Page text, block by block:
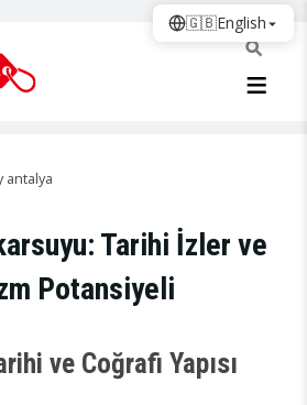
antalya
Tarihi İzler ve
Potansiyeli
ve Coğrafi Yapısı
🇬🇧English